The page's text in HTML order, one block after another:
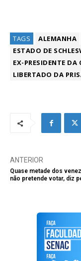
TAGS ALEMANHA
ESTADO DE
EX-PRESIDENTE
LIBERTADO DA
ANTERIOR
Quase metade dos
não pretende votar, diz